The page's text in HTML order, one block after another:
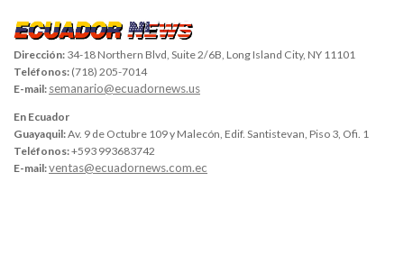
Dirección: 34-18 Northern Blvd, Suite 2/6B, Long Island City, NY 11101
Teléfonos: (718) 205-7014
E-mail: semanario@ecuadornews.us
En Ecuador
Guayaquil:Av. 9 de Octubre 109 y Malecón, Edif. Santistevan, Piso 3, Ofi. 1
Teléfonos:+593 993683742
E-mail:ventas@ecuadornews.com.ec